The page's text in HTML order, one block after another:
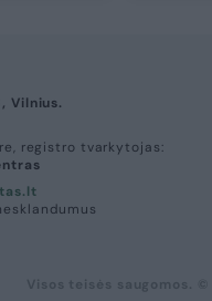
Vilnius.
registro tvarkytojas: